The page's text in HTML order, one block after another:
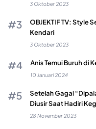
3 Oktober 2023
OBJEKTIF TV: Style
Kendari
3 Oktober 2023
Anis Temui Buruh di
10 Januari 2024
Setelah Gagal
Diusir Saat Hadiri
28 November 2023